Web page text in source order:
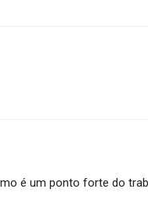
é um ponto forte do